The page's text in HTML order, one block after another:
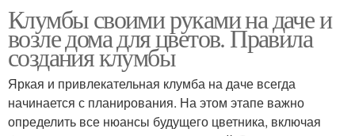
Клумбы своими руками на даче и
возле дома для цветов. Правила
создания клумбы
Яркая и привлекательная клумба на даче всегда
начинается с планирования. На этом этапе важно
определить все нюансы будущего цветника, включая